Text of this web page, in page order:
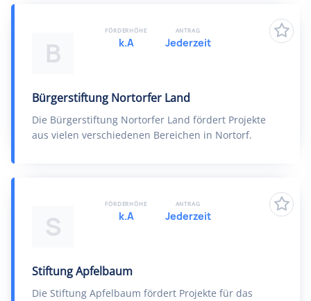
B
Bürgerstiftung Nortorfer Land
Die Bürgerstiftung Nortorfer Land fördert Projekte
aus vielen verschiedenen Bereichen in Nortorf.
FÖRDERHÖHE
k.A
ANTRAG
Jederzeit
S
Stiftung Apfelbaum
Die Stiftung Apfelbaum fördert Projekte für das
FÖRDERHÖHE
k.A
ANTRAG
Jederzeit